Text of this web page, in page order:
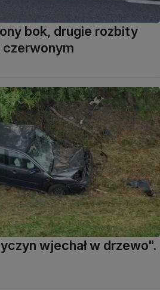
bok, drugie rozbity
czerwonym
wjechał w drzewo".